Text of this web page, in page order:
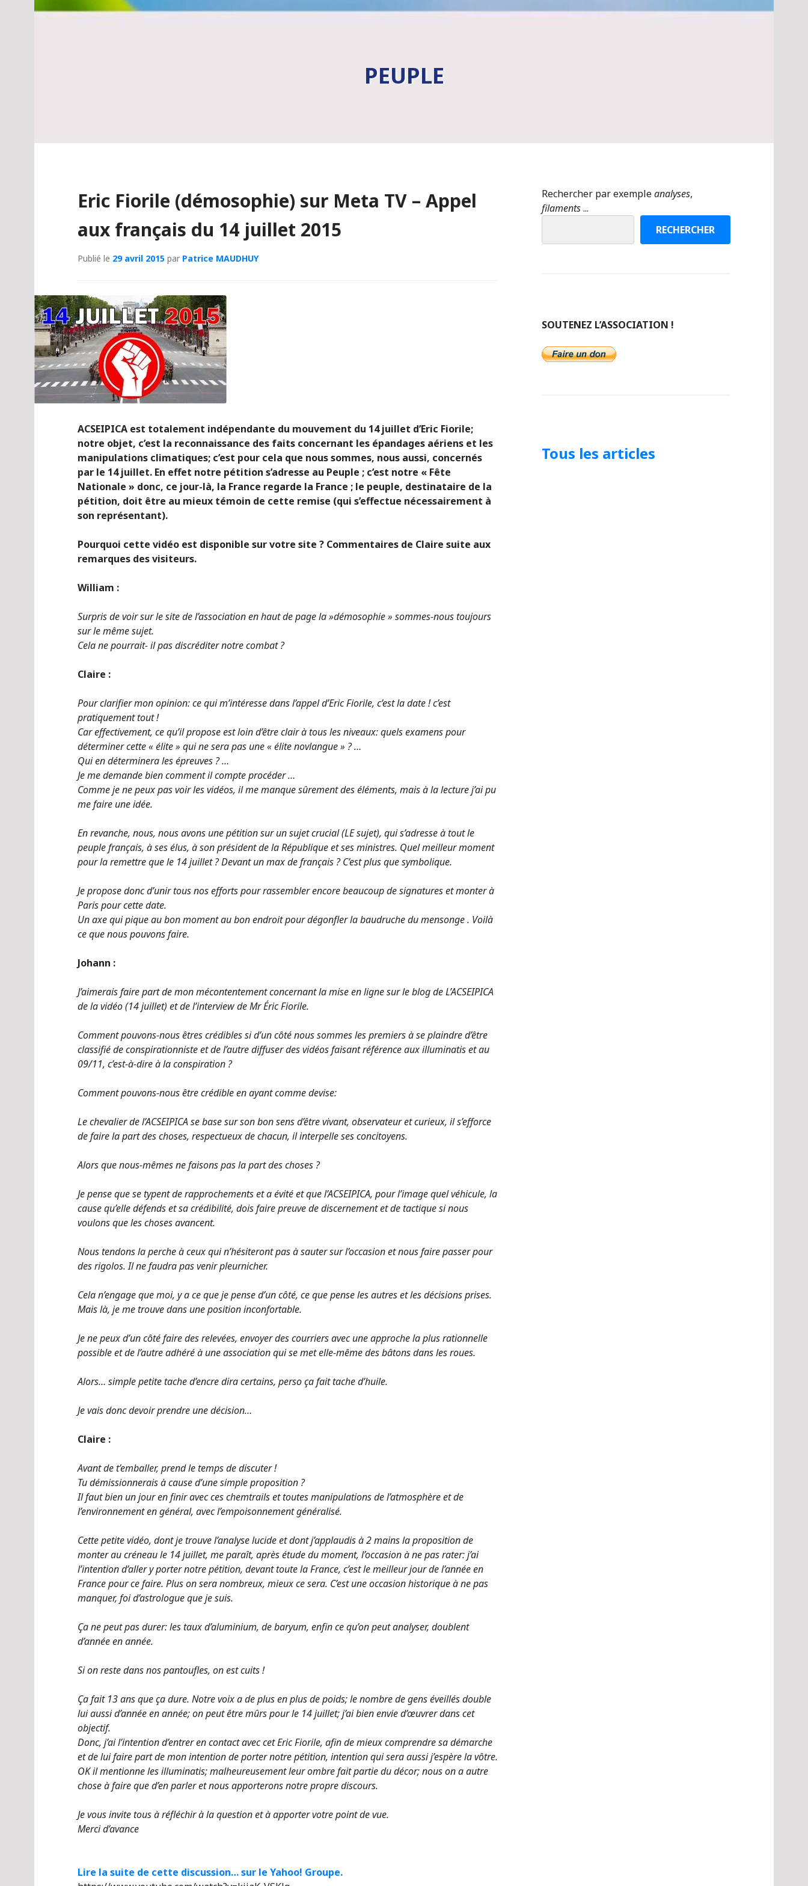
PEUPLE
Eric Fiorile (démosophie) sur Meta TV – Appel
aux français du 14 juillet 2015
Publié le 29 avril 2015 par Patrice MAUDHUY
ACSEIPICA est totalement indépendante du mouvement du 14 juillet d’Eric Fiorile;
notre objet, c’est la reconnaissance des faits concernant les épandages aériens et les
manipulations climatiques; c’est pour cela que nous sommes, nous aussi, concernés
par le 14 juillet. En effet notre pétition s’adresse au Peuple ; c’est notre « Fête
Nationale » donc, ce jour-là, la France regarde la France ; le peuple, destinataire de la
pétition, doit être au mieux témoin de cette remise (qui s’effectue nécessairement à
son représentant).
Pourquoi cette vidéo est disponible sur votre site ? Commentaires de Claire suite aux
remarques des visiteurs.
William :
Surpris de voir sur le site de l’association en haut de page la »démosophie » sommes-nous toujours
sur le même sujet.
Cela ne pourrait- il pas discréditer notre combat ?
Claire :
Pour clarifier mon opinion: ce qui m’intéresse dans l’appel d’Eric Fiorile, c’est la date ! c’est
pratiquement tout !
Car effectivement, ce qu’il propose est loin d’être clair à tous les niveaux: quels examens pour
déterminer cette « élite » qui ne sera pas une « élite novlangue » ? …
Qui en déterminera les épreuves ? …
Je me demande bien comment il compte procéder …
Comme je ne peux pas voir les vidéos, il me manque sûrement des éléments, mais à la lecture j’ai pu
me faire une idée.
En revanche, nous, nous avons une pétition sur un sujet crucial (LE sujet), qui s’adresse à tout le
peuple français, à ses élus, à son président de la République et ses ministres. Quel meilleur moment
pour la remettre que le 14 juillet ? Devant un max de français ? C’est plus que symbolique.
Je propose donc d’unir tous nos efforts pour rassembler encore beaucoup de signatures et monter à
Paris pour cette date.
Un axe qui pique au bon moment au bon endroit pour dégonfler la baudruche du mensonge . Voilà
ce que nous pouvons faire.
Johann :
J’aimerais faire part de mon mécontentement concernant la mise en ligne sur le blog de L’ACSEIPICA
de la vidéo (14 juillet) et de l’interview de Mr Éric Fiorile.
Comment pouvons-nous êtres crédibles si d’un côté nous sommes les premiers à se plaindre d’être
classifié de conspirationniste et de l’autre diffuser des vidéos faisant référence aux illuminatis et au
09/11, c’est-à-dire à la conspiration ?
Comment pouvons-nous être crédible en ayant comme devise:
Le chevalier de l’ACSEIPICA se base sur son bon sens d’être vivant, observateur et curieux, il s’efforce
de faire la part des choses, respectueux de chacun, il interpelle ses concitoyens.
Alors que nous-mêmes ne faisons pas la part des choses ?
Je pense que se typent de rapprochements et a évité et que l’ACSEIPICA, pour l’image quel véhicule, la
cause qu’elle défends et sa crédibilité, dois faire preuve de discernement et de tactique si nous
voulons que les choses avancent.
Nous tendons la perche à ceux qui n’hésiteront pas à sauter sur l’occasion et nous faire passer pour
des rigolos. Il ne faudra pas venir pleurnicher.
Cela n’engage que moi, y a ce que je pense d’un côté, ce que pense les autres et les décisions prises.
Mais là, je me trouve dans une position inconfortable.
Je ne peux d’un côté faire des relevées, envoyer des courriers avec une approche la plus rationnelle
possible et de l’autre adhéré à une association qui se met elle-même des bâtons dans les roues.
Alors… simple petite tache d’encre dira certains, perso ça fait tache d’huile.
Je vais donc devoir prendre une décision…
Claire :
Avant de t’emballer, prend le temps de discuter !
Tu démissionnerais à cause d’une simple proposition ?
Il faut bien un jour en finir avec ces chemtrails et toutes manipulations de l’atmosphère et de
l’environnement en général, avec l’empoisonnement généralisé.
Cette petite vidéo, dont je trouve l’analyse lucide et dont j’applaudis à 2 mains la proposition de
monter au créneau le 14 juillet, me paraît, après étude du moment, l’occasion à ne pas rater: j’ai
l’intention d’aller y porter notre pétition, devant toute la France, c’est le meilleur jour de l’année en
France pour ce faire. Plus on sera nombreux, mieux ce sera. C’est une occasion historique à ne pas
manquer, foi d’astrologue que je suis.
Ça ne peut pas durer: les taux d’aluminium, de baryum, enfin ce qu’on peut analyser, doublent
d’année en année.
Si on reste dans nos pantoufles, on est cuits !
Ça fait 13 ans que ça dure. Notre voix a de plus en plus de poids; le nombre de gens éveillés double
lui aussi d’année en année; on peut être mûrs pour le 14 juillet; j’ai bien envie d’œuvrer dans cet
objectif.
Donc, j’ai l’intention d’entrer en contact avec cet Eric Fiorile, afin de mieux comprendre sa démarche
et de lui faire part de mon intention de porter notre pétition, intention qui sera aussi j’espère la vôtre.
OK il mentionne les illuminatis; malheureusement leur ombre fait partie du décor; nous on a autre
chose à faire que d’en parler et nous apporterons notre propre discours.
Je vous invite tous à réfléchir à la question et à apporter votre point de vue.
Merci d’avance
Lire la suite de cette discussion…sur le Yahoo! Groupe.
Rechercher par exempleanalyses,
filaments...
RECHERCHER
SOUTENEZ L’ASSOCIATION !
Tous les articles